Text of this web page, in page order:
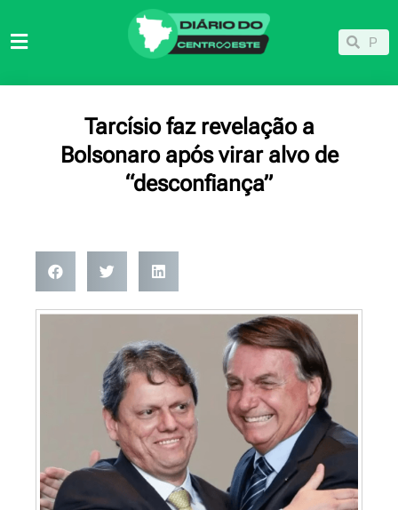
para
Pesquisar
Tarcísio faz revelação a
Bolsonaro após virar alvo de
“desconfiança”